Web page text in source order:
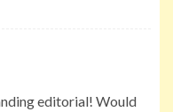
editorial! Would